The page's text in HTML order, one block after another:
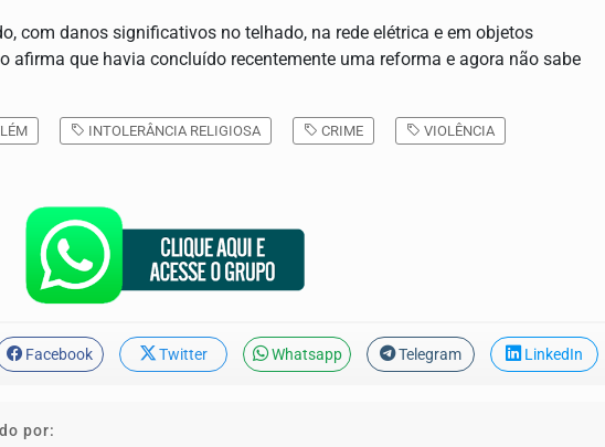
com danos significativos no telhado, na rede elétrica e em objetos
afirma que havia concluído recentemente uma reforma e agora não sabe
INTOLERÂNCIA RELIGIOSA CRIME VIOLÊNCIA
Facebook Twitter Whatsapp Telegram LinkedIn
por: